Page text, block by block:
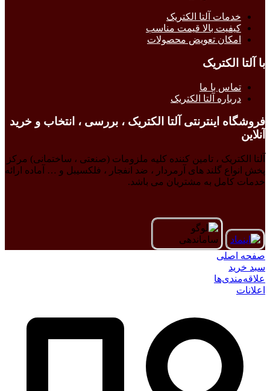
خدمات آلتا الکتریک
کیفیت بالا قیمت مناسب
امکان تعویض محصولات
با آلتا الکتریک
تماس با ما
درباره آلتا الکتریک
فروشگاه اینترنتی آلتا الکتریک ، بررسی ، انتخاب و خرید
آنلاین
آلتا الکتریک ، تامین کننده کلیه ملزومات (صنعتی ، ساختمانی) مرکز
پخش انواع گلند های آرمردار ، ضد انفجار ، فلکسیبل و … آماده ارائه
خدمات کامل به مشتریان می باشد.
صفحه اصلی
سبد خرید
علاقه‌مندی‌ها
اعلانات